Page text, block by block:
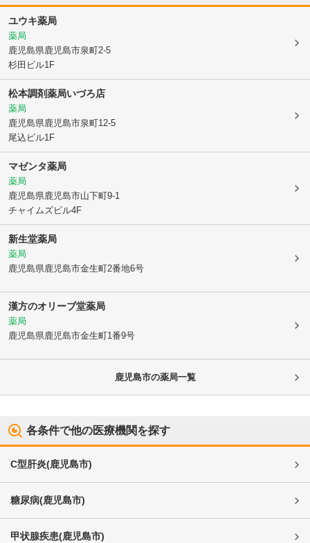
ユウキ薬局
薬局
鹿児島県鹿児島市泉町2-5
杉田ビル1F
松本調剤薬局いづろ店
薬局
鹿児島県鹿児島市泉町12-5
尾込ビル1F
マゼンタ薬局
薬局
鹿児島県鹿児島市山下町9-1
チャイムズビル4F
新生堂薬局
薬局
鹿児島県鹿児島市金生町2番地6号
漢方のオリーブ堂薬局
薬局
鹿児島県鹿児島市金生町1番9号
鹿児島市の薬局一覧
各条件で他の医療機関を探す
C型肝炎(鹿児島市)
糖尿病(鹿児島市)
甲状腺疾患(鹿児島市)